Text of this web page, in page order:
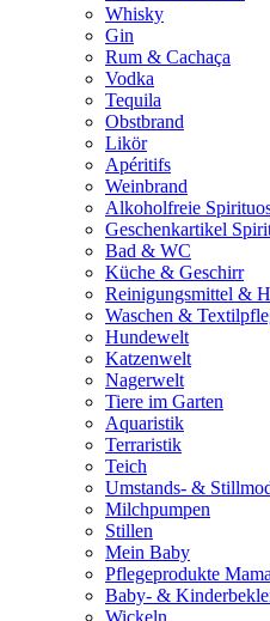
Whisky
Gin
Rum & Cachaça
Vodka
Tequila
Obstbrand
Likör
Apéritifs
Weinbrand
Alkoholfreie
Geschenkartikel
Bad & WC
Küche & Geschirr
Reinigungsmittel &
Waschen &
Hundewelt
Katzenwelt
Nagerwelt
Tiere im Garten
Aquaristik
Terraristik
Teich
Umstands- &
Milchpumpen
Stillen
Mein Baby
Pflegeprodukte Mama
Baby- &
Wickeln